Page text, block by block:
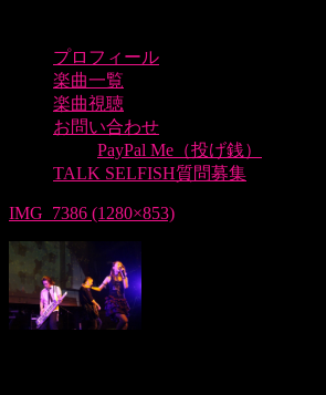
プロフィール
楽曲一覧
楽曲視聴
お問い合わせ
PayPal Me（投げ銭）
TALK SELFISH質問募集
IMG_7386 (1280×853)